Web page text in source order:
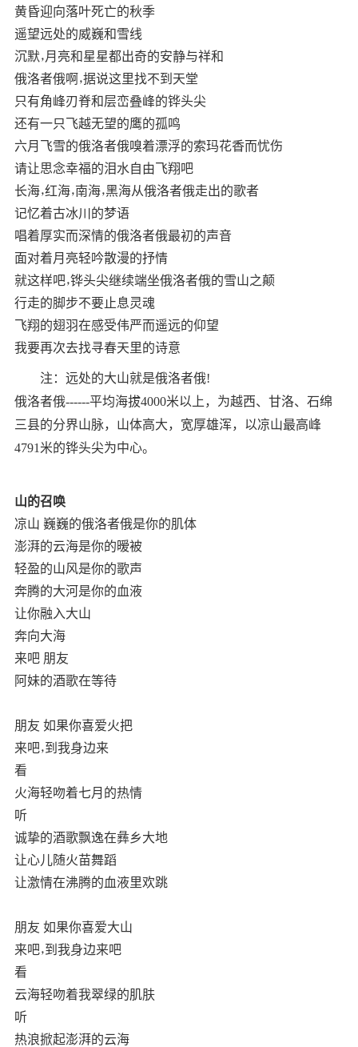
黄昏迎向落叶死亡的秋季
遥望远处的威巍和雪线
沉默，月亮和星星都出奇的安静与祥和
俄洛者俄啊，据说这里找不到天堂
只有角峰刃脊和层峦叠峰的铧头尖
还有一只飞越无望的鹰的孤鸣
六月飞雪的俄洛者俄嗅着漂浮的索玛花香而忧伤
请让思念幸福的泪水自由飞翔吧
长海，红海，南海，黑海从俄洛者俄走出的歌者
记忆着古冰川的梦语
唱着厚实而深情的俄洛者俄最初的声音
面对着月亮轻吟散漫的抒情
就这样吧，铧头尖继续端坐俄洛者俄的雪山之颠
行走的脚步不要止息灵魂
飞翔的翅羽在感受伟严而遥远的仰望
我要再次去找寻春天里的诗意
注：远处的大山就是俄洛者俄!
俄洛者俄------平均海拔4000米以上，为越西、甘洛、石绵
三县的分界山脉，山体高大，宽厚雄浑，以凉山最高峰
4791米的铧头尖为中心。
山的召唤
凉山 巍巍的俄洛者俄是你的肌体
澎湃的云海是你的暧被
轻盈的山风是你的歌声
奔腾的大河是你的血液
让你融入大山
奔向大海
来吧 朋友
阿妹的酒歌在等待
朋友 如果你喜爱火把
来吧，到我身边来
看
火海轻吻着七月的热情
听
诚挚的酒歌飘逸在彝乡大地
让心儿随火苗舞蹈
让激情在沸腾的血液里欢跳
朋友 如果你喜爱大山
来吧，到我身边来吧
看
云海轻吻着我翠绿的肌肤
听
热浪掀起澎湃的云海